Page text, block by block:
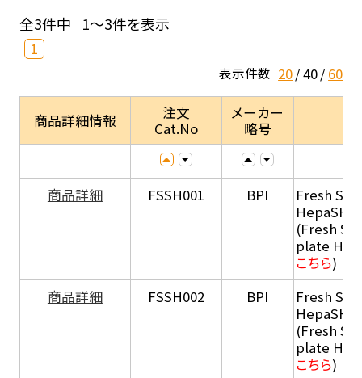
全3件中 1～3件を表示
1
表示件数 20 40 60
商品詳細情報
注文
Cat.No
メーカー
略号
商品詳細 FSSH001 BPI
Fresh
HepaSH®
(Fresh
plate
こちら)
商品詳細
FSSH002 BPI
Fresh
HepaSH®
(Fresh
plate
こちら)